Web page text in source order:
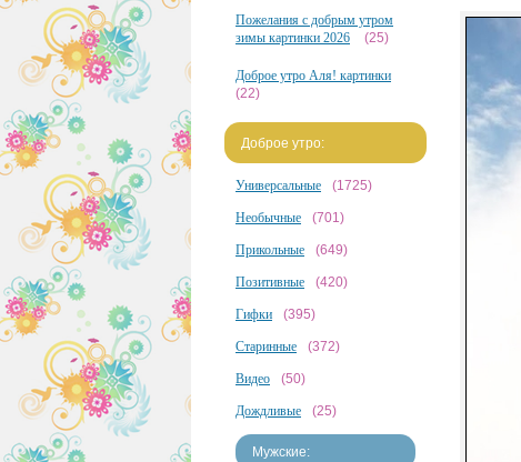
Пожелания с добрым утром
зимы картинки 2026
(25)
Доброе утро Аля! картинки
(22)
Доброе утро:
Универсальные (1725)
Необычные (701)
Прикольные (649)
Позитивные (420)
Гифки (395)
Старинные (372)
Видео (50)
Дождливые (25)
Мужские: